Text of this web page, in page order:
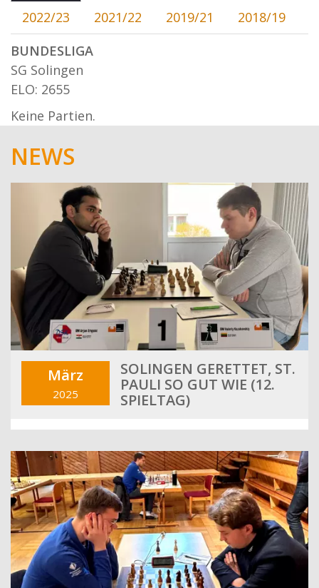
2022/23
2021/22 2019/21
2018/19
BUNDESLIGA
SG Solingen
ELO: 2655
Keine Partien.
NEWS
März
2025
SOLINGEN GERETTET, ST.
PAULI SO GUT WIE (12.
SPIELTAG)